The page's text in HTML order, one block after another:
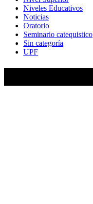
Niveles Educativos
Noticias
Oratorio
Seminario catequistico
Sin categoría
UPF